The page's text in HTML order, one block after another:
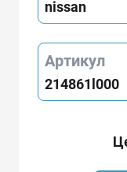
nissan
Артикул
214861l000